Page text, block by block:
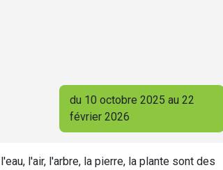
du 10 octobre 2025 au 22
février 2026
l'air, l'arbre, la pierre, la plante sont des